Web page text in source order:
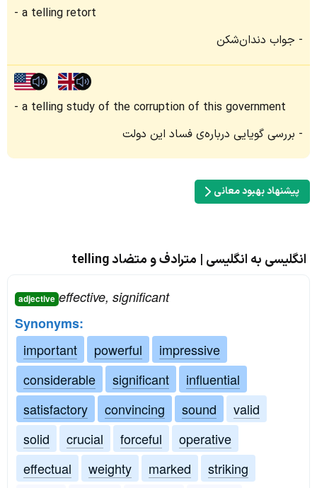
a telling retort
جواب دندان‌شکن
a telling study of the corruption of this government
بررسی گویایی درباره‌ی فساد این دولت
پیشنهاد بهبود معانی
انگلیسی به انگلیسی | مترادف و متضاد telling
adjective effective, significant
Synonyms:
important
powerful
impressive
considerable
significant
influential
satisfactory
convincing sound
valid
solid
crucial forceful
operative
effectual
weighty marked
striking